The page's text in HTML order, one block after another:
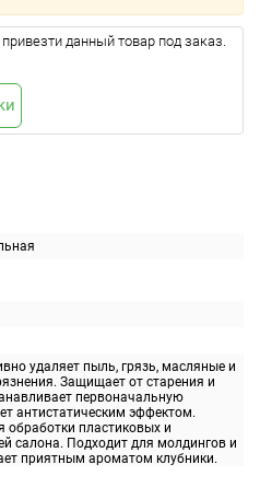
удаляет пыль, грязь, масляные и
Защищает от старения и
первоначальную
антистатическим эффектом.
обработки пластиковых и
салона. Подходит для молдингов и
приятным ароматом клубники.
данный товар под заказ.